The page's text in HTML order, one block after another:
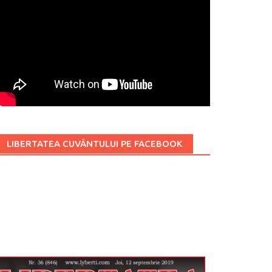
LIBERTATEA CUVÂNTULUI PE FACEBOOK